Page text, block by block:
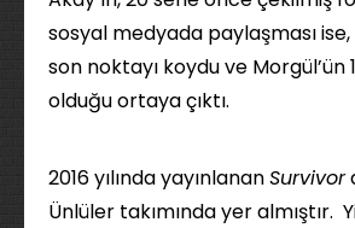
sosyal medyada paylaşması
son noktayı koydu ve Morgül’ün
olduğu ortaya çıktı.
2016 yılında yayınlananSurvivor
Ünlüler takımında yer almıştır.